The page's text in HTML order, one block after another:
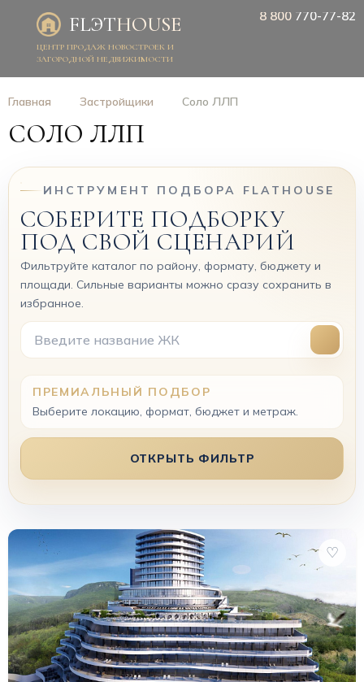
FLЭTHOUSE
ЦЕНТР ПРОДАЖ НОВОСТРОЕК И
ЗАГОРОДНОЙ НЕДВИЖИМОСТИ
8 800 770-77-82
Главная Застройщики Соло ЛЛП
СОЛО ЛЛП
ИНСТРУМЕНТ ПОДБОРА FLATHOUSE
СОБЕРИТЕ ПОДБОРКУ
ПОД СВОЙ СЦЕНАРИЙ
Фильтруйте каталог по району, формату, бюджету и
площади. Сильные варианты можно сразу сохранить в
избранное.
ПРЕМИАЛЬНЫЙ ПОДБОР
Выберите локацию, формат, бюджет и метраж.
ОТКРЫТЬ ФИЛЬТР